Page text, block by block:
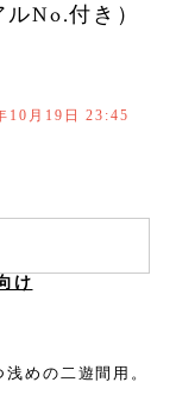
No.付き）
10月19日 23:45
け
めの二遊間用。